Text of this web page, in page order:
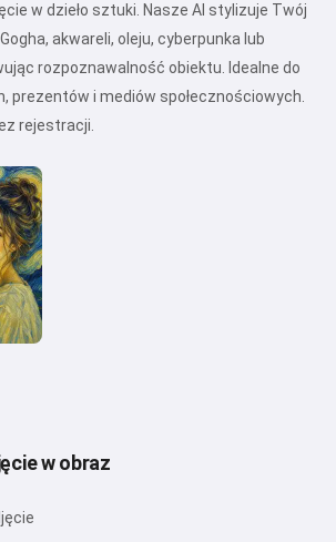
w dzieło sztuki. Nasze AI stylizuje Twój
akwareli, oleju, cyberpunka lub
rozpoznawalność obiektu. Idealne do
prezentów i mediów społecznościowych.
rejestracji.
w obraz